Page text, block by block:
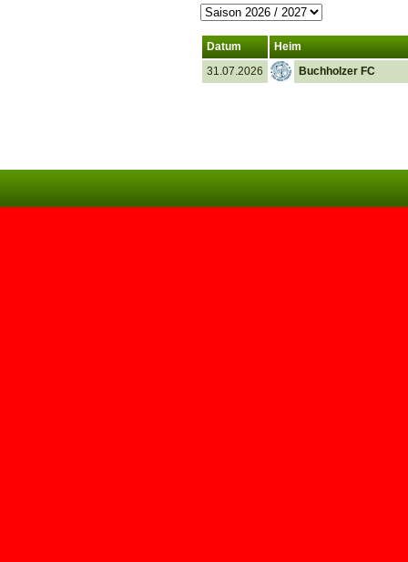
Datum
Heim
31.07.2026
Buchholzer FC